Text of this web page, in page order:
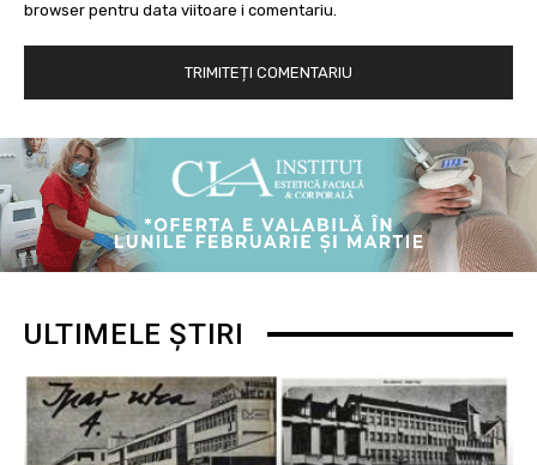
browser pentru data viitoare i comentariu.
ULTIMELE ȘTIRI